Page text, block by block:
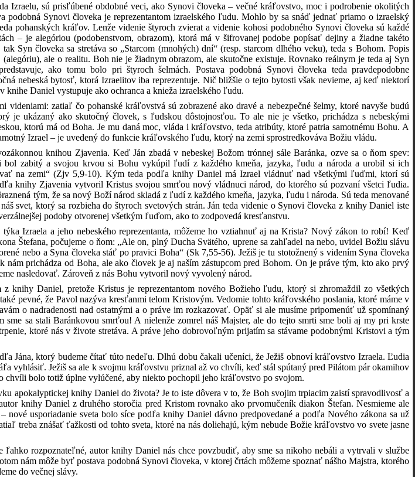
Izraelu, sú prisľúbené obdobné veci, ako Synovi človeka – večné kráľovstvo, moc i podrobenie okolitých
podobná Synovi človeka je reprezentantom izraelského ľudu. Mohlo by sa snáď jednať priamo o izraelský
pohanských kráľov. Lenže videnie štyroch zvierat a videnie kohosi podobného Synovi človeka sú každé
– je alegóriou (podobenstvom, obrazom), ktorá má v šifrovanej podobe popísať dejiny a žiadne takéto
Syn človeka sa stretáva so „Starcom (mnohých) dní“ (resp. starcom dlhého veku), teda s Bohom. Popis
ale o realitu. Boh nie je žiadnym obrazom, ale skutočne existuje. Rovnako reálnym je teda aj Syn
ako tomu bolo pri štyroch šelmách. Postava podobná Synovi človeka teda pravdepodobne
nebeská bytosť, ktorá Izraelitov iba reprezentuje. Nič bližšie o tejto bytosti však nevieme, aj keď niektorí
Daniel vystupuje ako ochranca a knieža izraelského ľudu.
videniami: zatiaľ čo pohanské kráľovstvá sú zobrazené ako dravé a nebezpečné šelmy, ktoré navyše budú
je ukázaný ako skutočný človek, s ľudskou dôstojnosťou. To ale nie je všetko, prichádza s nebeskými
ktorú má od Boha. Je mu daná moc, vláda i kráľovstvo, teda atribúty, ktoré patria samotnému Bohu. A
Izrael – je uvedený do funkcie kráľovského ľudu, ktorý na zemi sprostredkováva Božiu vládu.
knihou Zjavenia. Keď Ján zbadá v nebeskej Božom trónnej sále Baránka, ozve sa o ňom spev:
zabitý a svojou krvou si Bohu vykúpil ľudí z každého kmeňa, jazyka, ľudu a národa a urobil si ich
na zemi“ (Zjv 5,9-10). Kým teda podľa knihy Daniel má Izrael vládnuť nad všetkými ľuďmi, ktorí sú
knihy Zjavenia vytvoril Kristus svojou smrťou nový vládnuci národ, do ktorého sú pozvaní všetci ľudia.
tým, že sa nový Boží národ skladá z ľudí z každého kmeňa, jazyka, ľudu i národa. Sú teda menované
svet, ktorý sa rozbieha do štyroch svetových strán. Ján teda videnie o Synovi človeka z knihy Daniel iste
podoby otvorenej všetkým ľuďom, ako to zodpovedá kresťanstvu.
Izraela a jeho nebeského reprezentanta, môžeme ho vztiahnuť aj na Krista? Nový zákon to robí! Keď
Štefana, počujeme o ňom: „Ale on, plný Ducha Svätého, uprene sa zahľadel na nebo, uvidel Božiu slávu
nebo a Syna človeka stáť po pravici Boha“ (Sk 7,55-56). Ježiš je tu stotožnený s videním Syna človeka
prichádza od Boha, ale ako človek je aj naším zástupcom pred Bohom. On je práve tým, kto ako prvý
nasledovať. Zároveň z nás Bohu vytvoril nový vyvolený národ.
z knihy Daniel, pretože Kristus je reprezentantom nového Božieho ľudu, ktorý si zhromaždil zo všetkých
pevné, že Pavol nazýva kresťanmi telom Kristovým. Vedomie tohto kráľovského poslania, ktoré máme v
o nadradenosti nad ostatnými a o práve im rozkazovať. Opäť si ale musíme pripomenúť už spomínaný
sa stali Baránkovou smrťou! A nielenže zomrel náš Majster, ale do tejto smrti sme boli aj my pri krste
ktoré nás v živote stretáva. A práve jeho dobrovoľným prijatím sa stávame podobnými Kristovi a tým
Jána, ktorý budeme čítať túto nedeľu. Dlhú dobu čakali učeníci, že Ježiš obnoví kráľovstvo Izraela. Ľudia
vyhlásiť. Ježiš sa ale k svojmu kráľovstvu priznal až vo chvíli, keď stál spútaný pred Pilátom pár okamihov
chvíli bolo totiž úplne vylúčené, aby niekto pochopil jeho kráľovstvo po svojom.
apokalyptickej knihy Daniel do života? Je to iste dôvera v to, že Boh svojim trpiacim zaistí spravodlivosť a
knihy Daniel z druhého storočia pred Kristom rovnako ako prvomučeník diakon Štefan. Nesmieme ale
nové usporiadanie sveta bolo síce podľa knihy Daniel dávno predpovedané a podľa Nového zákona sa už
treba znášať ťažkosti od tohto sveta, ktoré na nás doliehajú, kým nebude Božie kráľovstvo vo svete jasne
rozpoznateľné, autor knihy Daniel nás chce povzbudiť, aby sme sa nikoho nebáli a vytrvali v službe
nám môže byť postava podobná Synovi človeka, v ktorej črtách môžeme spoznať nášho Majstra, ktorého
do večnej slávy.